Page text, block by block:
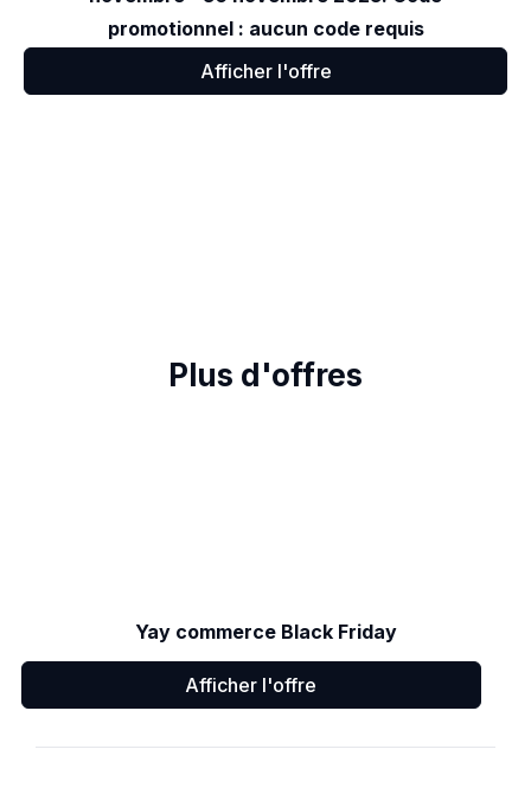
promotionnel : aucun code requis
Afficher l'offre
Plus d'offres
Yay commerce Black Friday
Afficher l'offre